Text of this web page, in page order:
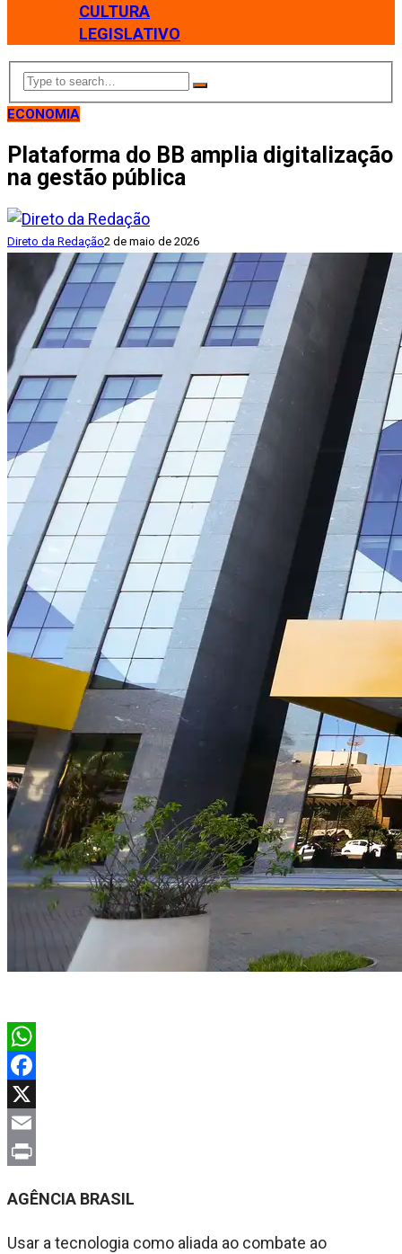
CULTURA
LEGISLATIVO
ECONOMIA
Plataforma do BB amplia digitalização
na gestão pública
Direto da Redação2 de maio de 2026
WhatsApp
Facebook
X
Email
AGÊNCIA BRASIL
Usar a tecnologia como aliada ao combate ao